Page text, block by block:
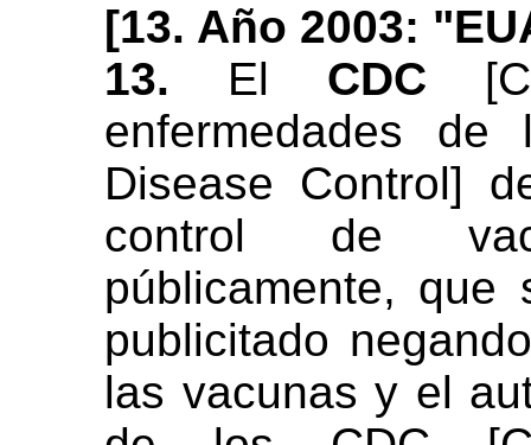
[13. Año 2003:
13. El CDC
enfermedades
Disease Control]
control de
públicamente,
publicitado
las vacunas y el